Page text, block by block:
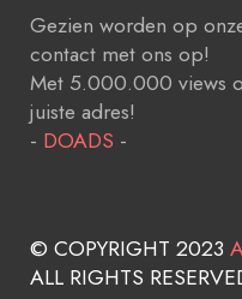
Gezien worden op
contact met ons op!
Met 5.000.000 views
juiste adres!
- DOADS -
© COPYRIGHT 2023
ALL RIGHTS